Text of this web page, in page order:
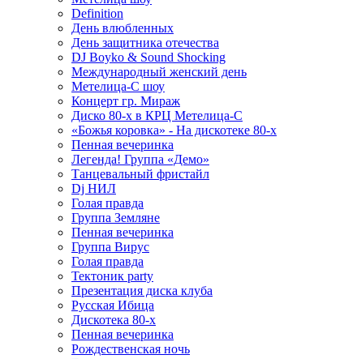
Definition
День влюбленных
День защитника отечества
DJ Boyko & Sound Shocking
Международный женский день
Метелица-С шоу
Концерт гр. Мираж
Диско 80-х в КРЦ Метелица-С
«Божья коровка» - На дискотеке 80-х
Пенная вечеринка
Легенда! Группа «Демо»
Танцевальный фристайл
Dj НИЛ
Голая правда
Группа Земляне
Пенная вечеринка
Группа Вирус
Голая правда
Тектоник party
Презентация диска клуба
Русская Ибица
Дискотека 80-х
Пенная вечеринка
Рождественская ночь